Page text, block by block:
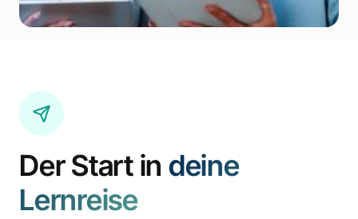
Der Start in deine
Lernreise